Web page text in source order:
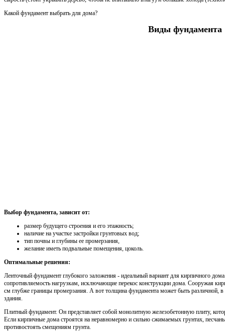
Какой фундамент выбрать для дома?
Виды фундамента
Выбор фундамента, зависит от:
размер будущего строения и его этажность;
наличие на участке застройки грунтовых вод;
тип почвы и глубины ее промерзания,
желание иметь подвальные помещения, цоколь.
Оптимальные решения:
Ленточный фундамент глубокого заложения - идеальный вариант для кирпичного
сопротивляемость нагрузкам, исключающие перекос конструкции дома. Сооружая
см глубже границы промерзания. А вот толщина фундамента может быть различной,
здания.
Плитный фундамент. Он представляет собой монолитную железобетонную плиту,
Если кирпичные дома строятся на неравномерно и сильно сжимаемых грунтах,
противостоять смещениям грунта.